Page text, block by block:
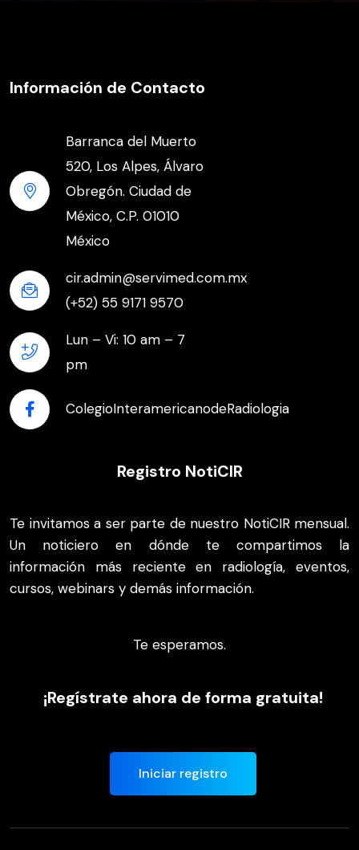
Información de Contacto
Barranca del Muerto
520, Los Alpes, Álvaro
Obregón. Ciudad de
México, C.P. 01010
México
cir.admin@servimed.com.mx
(+52) 55 9171 9570
Lun – Vi: 10 am – 7
pm
ColegioInteramericanodeRadiologia
Registro NotiCIR
Te invitamos a ser parte de nuestro NotiCIR mensual.
Un noticiero en dónde te compartimos la
información más reciente en radiología, eventos,
cursos, webinars y demás información.
Te esperamos.
¡Regístrate ahora de forma gratuita!
Iniciar registro